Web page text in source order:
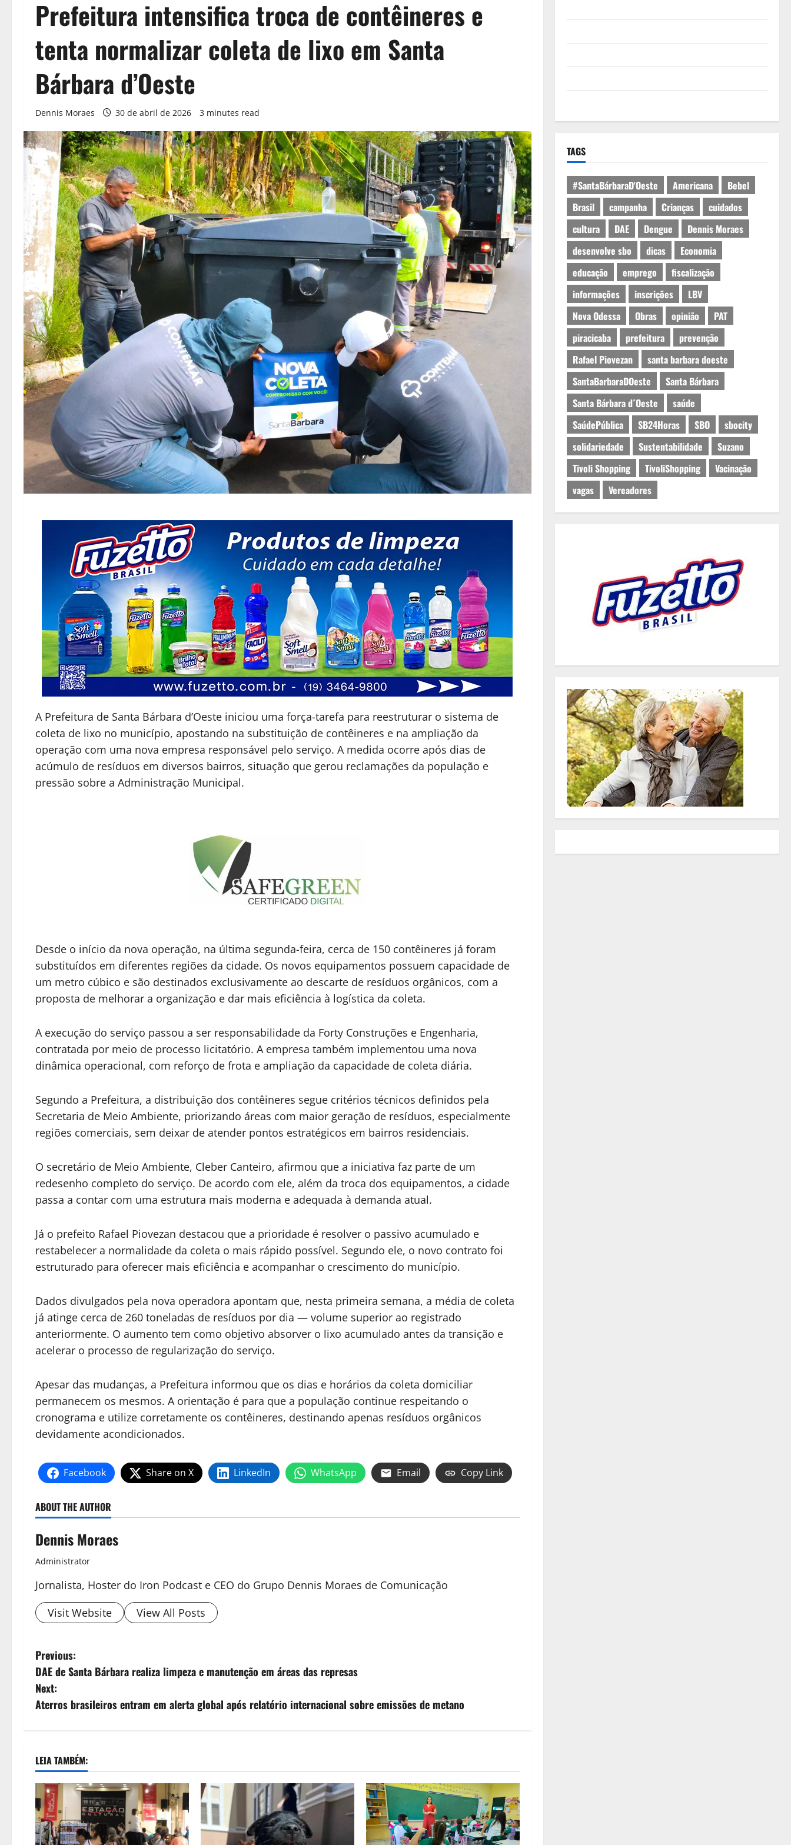
Prefeitura intensifica troca de contêineres e
tenta normalizar coleta de lixo em Santa
Bárbara d’Oeste
Dennis Moraes 30 de abril de 2026 3 minutes read
A Prefeitura de Santa Bárbara d’Oeste iniciou uma força-tarefa para reestruturar o sistema de
coleta de lixo no município, apostando na substituição de contêineres e na ampliação da
operação com uma nova empresa responsável pelo serviço. A medida ocorre após dias de
acúmulo de resíduos em diversos bairros, situação que gerou reclamações da população e
pressão sobre a Administração Municipal.
Desde o início da nova operação, na última segunda-feira, cerca de 150 contêineres já foram
substituídos em diferentes regiões da cidade. Os novos equipamentos possuem capacidade de
um metro cúbico e são destinados exclusivamente ao descarte de resíduos orgânicos, com a
proposta de melhorar a organização e dar mais eficiência à logística da coleta.
A execução do serviço passou a ser responsabilidade da Forty Construções e Engenharia,
contratada por meio de processo licitatório. A empresa também implementou uma nova
dinâmica operacional, com reforço de frota e ampliação da capacidade de coleta diária.
Segundo a Prefeitura, a distribuição dos contêineres segue critérios técnicos definidos pela
Secretaria de Meio Ambiente, priorizando áreas com maior geração de resíduos, especialmente
regiões comerciais, sem deixar de atender pontos estratégicos em bairros residenciais.
O secretário de Meio Ambiente, Cleber Canteiro, afirmou que a iniciativa faz parte de um
redesenho completo do serviço. De acordo com ele, além da troca dos equipamentos, a cidade
passa a contar com uma estrutura mais moderna e adequada à demanda atual.
Já o prefeito Rafael Piovezan destacou que a prioridade é resolver o passivo acumulado e
restabelecer a normalidade da coleta o mais rápido possível. Segundo ele, o novo contrato foi
estruturado para oferecer mais eficiência e acompanhar o crescimento do município.
Dados divulgados pela nova operadora apontam que, nesta primeira semana, a média de coleta
já atinge cerca de 260 toneladas de resíduos por dia — volume superior ao registrado
anteriormente. O aumento tem como objetivo absorver o lixo acumulado antes da transição e
acelerar o processo de regularização do serviço.
Apesar das mudanças, a Prefeitura informou que os dias e horários da coleta domiciliar
permanecem os mesmos. A orientação é para que a população continue respeitando o
cronograma e utilize corretamente os contêineres, destinando apenas resíduos orgânicos
devidamente acondicionados.
Facebook Share on X LinkedIn WhatsApp Email Copy Link
ABOUT THE AUTHOR
Dennis Moraes
Administrator
Jornalista, Hoster do Iron Podcast e CEO do Grupo Dennis Moraes de Comunicação
Visit Website
View All Posts
Previous:
DAE de Santa Bárbara realiza limpeza e manutenção em áreas das represas
Next:
Aterros brasileiros entram em alerta global após relatório internacional sobre emissões de metano
LEIA TAMBÉM:
TAGS
#SantaBárbaraD'Oeste Americana
Bebel
Brasil
campanha Crianças
cuidados
cultura
DAE Dengue
Dennis Moraes
desenvolve sbo
dicas
Economia
educação
emprego
fiscalização
informações
inscrições
LBV
Nova Odessa
Obras opinião
PAT
piracicaba
prefeitura
prevenção
Rafael Piovezan
santa barbara doeste
SantaBarbaraDOeste
Santa Bárbara
Santa Bárbara d´Oeste
saúde
SaúdePública
SB24Horas SBO
sbocity
solidariedade
Sustentabilidade
Suzano
Tivoli Shopping
TivoliShopping
Vacinação
vagas
Vereadores